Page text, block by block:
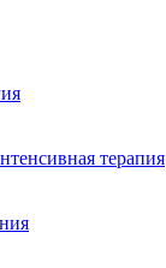
терапия